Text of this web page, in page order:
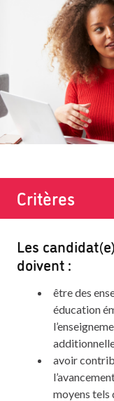
Critères
Les
doivent :
être des
éducation
avoir
moyens tels